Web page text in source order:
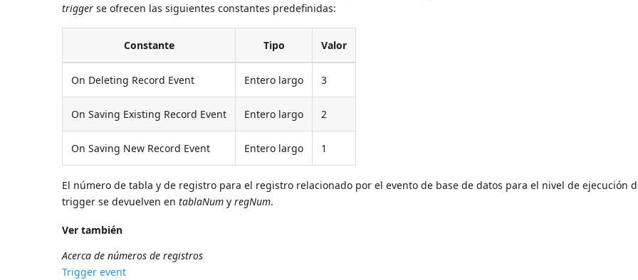
trigger se ofrecen las siguientes constantes predefinidas:
Constante Tipo Valor
On Deleting Record Event Entero largo 3
On Saving Existing Record Event Entero largo 2
On Saving New Record Event Entero largo 1
El número de tabla y de registro para el registro relacionado por el evento de base de datos para el nivel de ejecución
trigger se devuelven entablaNum yregNum.
Ver también
Acerca de números de registros
Trigger event